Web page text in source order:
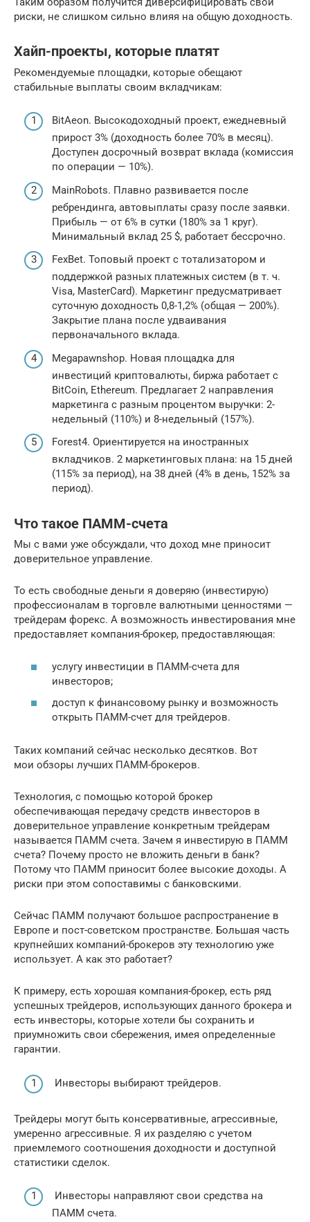
риски, не слишком сильно влияя на общую доходность.
Хайп-проекты, которые платят
Рекомендуемые площадки, которые обещают
стабильные выплаты своим вкладчикам:
BitAeon. Высокодоходный проект, ежедневный
прирост 3% (доходность более 70% в месяц).
Доступен досрочный возврат вклада (комиссия
по операции — 10%).
MainRobots. Плавно развивается после
ребрендинга, автовыплаты сразу после заявки.
Прибыль — от 6% в сутки (180% за 1 круг).
Минимальный вклад 25 $, работает бессрочно.
FexBet. Топовый проект с тотализатором и
поддержкой разных платежных систем (в т. ч.
Visa, MasterCard). Маркетинг предусматривает
суточную доходность 0,8-1,2% (общая — 200%).
Закрытие плана после удваивания
первоначального вклада.
Megapawnshop. Новая площадка для
инвестиций криптовалюты, биржа работает с
BitCoin, Ethereum. Предлагает 2 направления
маркетинга с разным процентом выручки: 2-
недельный (110%) и 8-недельный (157%).
Forest4. Ориентируется на иностранных
вкладчиков. 2 маркетинговых плана: на 15 дней
(115% за период), на 38 дней (4% в день, 152% за
период).
Что такое ПАММ-счета
Мы с вами уже обсуждали, что доход мне приносит
доверительное управление.
То есть свободные деньги я доверяю (инвестирую)
профессионалам в торговле валютными ценностями —
трейдерам форекс. А возможность инвестирования мне
предоставляет компания-брокер, предоставляющая:
услугу инвестиции в ПАММ-счета для
инвесторов;
доступ к финансовому рынку и возможность
открыть ПАММ-счет для трейдеров.
Таких компаний сейчас несколько десятков. Вот
мои обзоры лучших ПАММ-брокеров.
Технология, с помощью которой брокер
обеспечивающая передачу средств инвесторов в
доверительное управление конкретным трейдерам
называется ПАММ счета. Зачем я инвестирую в ПАММ
счета? Почему просто не вложить деньги в банк?
Потому что ПАММ приносит более высокие доходы. А
риски при этом сопоставимы с банковскими.
Сейчас ПАММ получают большое распространение в
Европе и пост-советском пространстве. Большая часть
крупнейших компаний-брокеров эту технологию уже
использует. А как это работает?
К примеру, есть хорошая компания-брокер, есть ряд
успешных трейдеров, использующих данного брокера и
есть инвесторы, которые хотели бы сохранить и
приумножить свои сбережения, имея определенные
гарантии.
Инвесторы выбирают трейдеров.
Трейдеры могут быть консервативные, агрессивные,
умеренно агрессивные. Я их разделяю с учетом
приемлемого соотношения доходности и доступной
статистики сделок.
Инвесторы направляют свои средства на
ПАММ счета.